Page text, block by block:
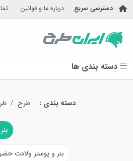
دسترسی سریع درباره ما و قوانین
دسته بندی ها
دسته بندی : طرح
بنر و پوستر ولادت